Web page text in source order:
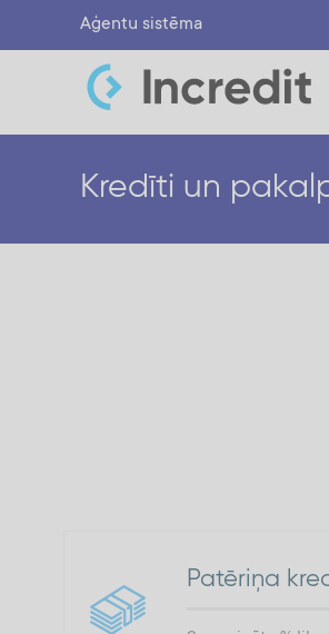
Aģentu sistēma
Kredīti un
Patēriņa